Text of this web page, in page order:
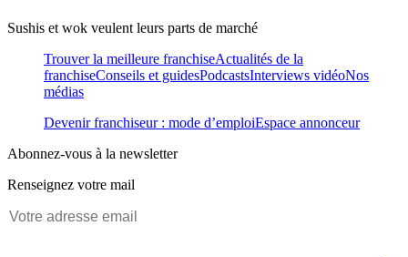
Sushis et wok veulent leurs parts de marché
Trouver la meilleure franchiseActualités de la
franchiseConseils et guidesPodcastsInterviews vidéoNos
médias
Devenir franchiseur : mode d’emploiEspace annonceur
Abonnez-vous à la newsletter
Renseignez votre mail